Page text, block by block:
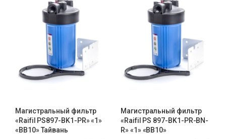
Магистральный фильтр
«Raifil PS897-BK1-PR» «1»
«BB10» Тайвань
Магистральный фильтр
«Raifil PS 897-BK1-PR-BN-
R» «1» «BB10»